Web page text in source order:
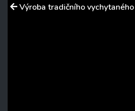
Výroba tradičního